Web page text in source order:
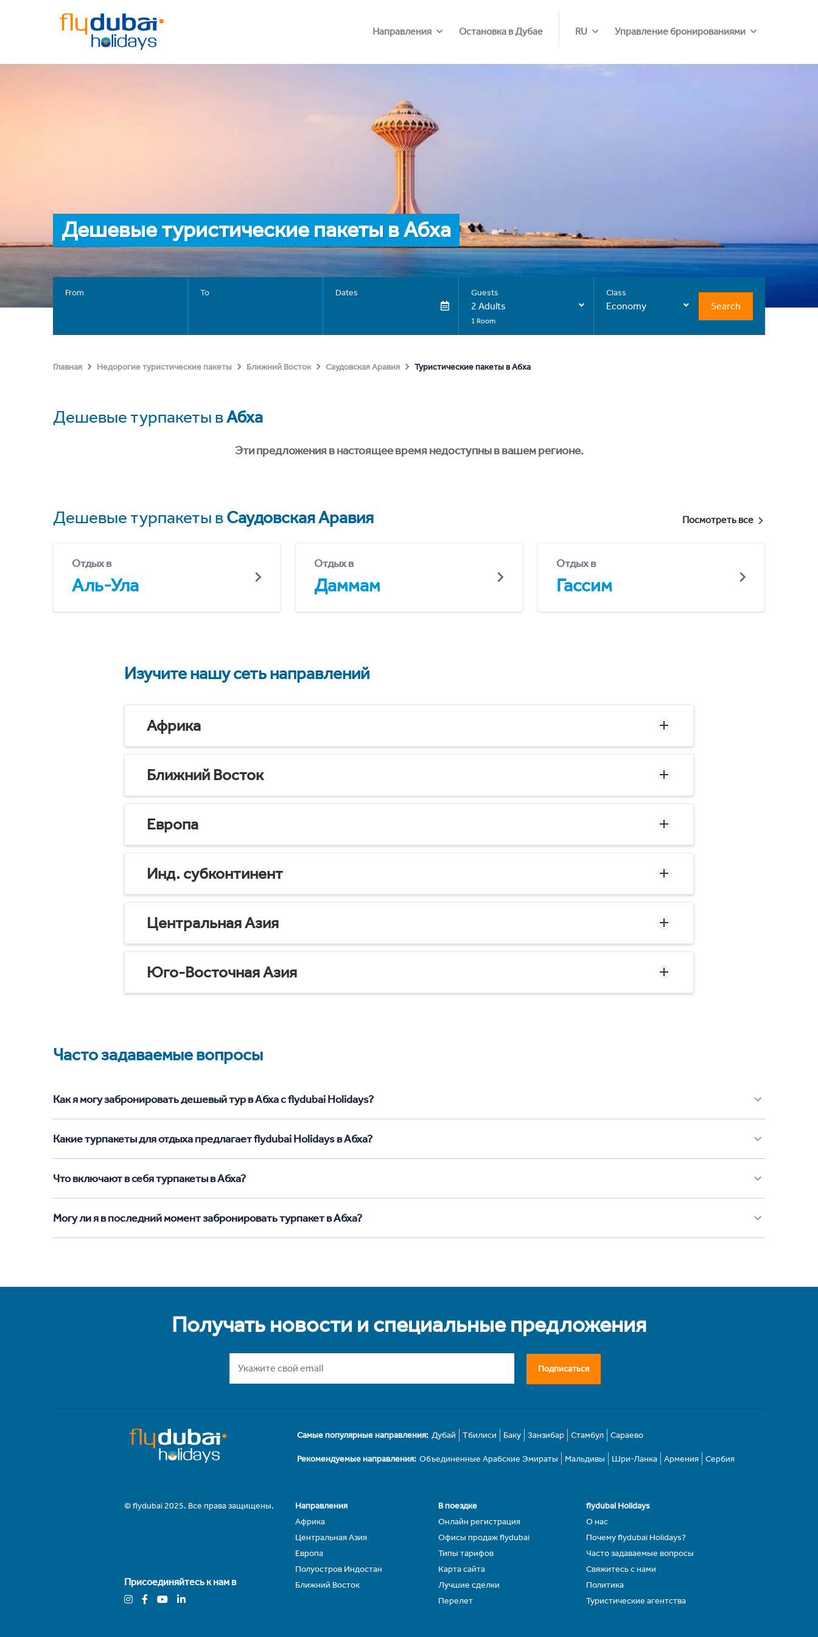
Направления Остановка в Дубае RU Управление бронированиями
Дешевые туристические пакеты в Абха
From To Dates Guests
2 Adults
1 Room
Class
Economy Search
Главная Недорогие туристические пакеты Ближний Восток Саудовская Аравия Туристические пакеты в Абха
Дешевые турпакеты вАбха
Эти предложения в настоящее время недоступны в вашем регионе.
Дешевые турпакеты вСаудовская Аравия Посмотреть все
Отдых в
Аль-Ула
Отдых в
Даммам
Отдых в
Гассим
Изучите нашу сеть направлений
Африка
Ближний Восток
Европа
Инд. субконтинент
Центральная Азия
Юго-Восточная Азия
Часто задаваемые вопросы
Как я могу забронировать дешевый тур в Абха с flydubai Holidays?
Какие турпакеты для отдыха предлагает flydubai Holidays в Абха?
Что включают в себя турпакеты в Абха?
Могу ли я в последний момент забронировать турпакет в Абха?
Получать новости и специальные предложения
Подписаться
Самые популярные направления: Дубай Тбилиси Баку Занзибар Стамбул Сараево
Рекомендуемые направления: Объединенные Арабские Эмираты Мальдивы Шри-Ланка Армения Сербия
© flydubai 2025. Все права защищены.
Присоединяйтесь к нам в
Направления
Африка
Центральная Азия
Европа
Полуостров Индостан
Ближний Восток
В поездке
Онлайн регистрация
Офисы продаж flydubai
Типы тарифов
Карта сайта
Лучшие сделки
Перелет
flydubai Holidays
О нас
Почему flydubai Holidays?
Часто задаваемые вопросы
Свяжитесь с нами
Политика
Туристические агентства